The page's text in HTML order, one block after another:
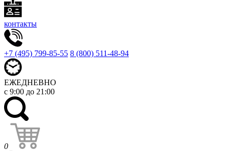
контакты
+7 (495) 799-85-55 8 (800) 511-48-94
ЕЖЕДНЕВНО
с 9:00 до 21:00
0